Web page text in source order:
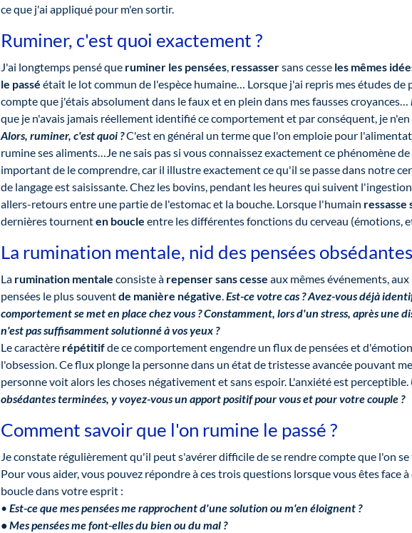
ce que j'ai appliqué pour m'en sortir.
Ruminer, c'est quoi exactement ?
J'ai longtemps pensé queruminer les pensées, ressassersans cesse les mêmes
le passé était le lot commun de l'espèce humaine… Lorsque j'ai repris mes études de
compte que j'étais absolument dans le faux et en plein dans mes fausses croyances…
que je n'avais jamais réellement identifié ce comportement et par conséquent, je n'en
Alors, ruminer, c'est quoi ?C'est en général un terme que l'on emploie pour
rumine ses aliments…Je ne sais pas si vous connaissez exactement ce phénomène
important de le comprendre, car il illustre exactement ce qu'il se passe dans notre
de langage est saisissante. Chez les bovins, pendant les heures qui suivent
allers-retours entre une partie de l'estomac et la bouche. Lorsque l'humain ressasse
dernières tournenten boucle entre les différentes fonctions du cerveau (émotions,
La rumination mentale, nid des pensées obsédantes
La rumination mentale consiste à repensersans cesse aux mêmes événements,
pensées le plus souventde manière négative.Est-ce votre cas ?Avez-vous déjà
comportement se met en place chez vous ?Constamment, lors d'un stress, après une
n'est pas suffisamment solutionné à vos yeux ?
Le caractère répétitifde ce comportement engendre un flux de pensées et
l'obsession. Ce flux plonge la personne dans un état de tristesse avancée pouvant
personne voit alors les choses négativement et sans espoir. L'anxiété est perceptible.
obsédantes terminées, y voyez-vous un apport positif pour vous et pour votre couple ?
Comment savoir que l'on rumine le passé ?
Je constate régulièrement qu'il peut s'avérer difficile de se rendre compte que l'on
Pour vous aider, vous pouvez répondre à ces trois questions lorsque vous êtes face
boucle dans votre esprit :
• Est-ce que mes pensées me rapprochent d'une solution ou m'en éloignent ?
• Mes pensées me font-elles du bien ou du mal ?